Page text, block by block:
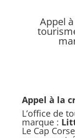
Appel
Appel à la
L’office de
marque :
Le Cap